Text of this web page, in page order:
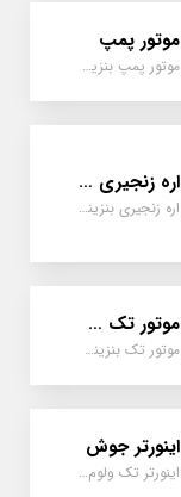
موتور پمپ
موتور پمپ بنزینی، دیزلی، نفتی ، یک اینچ به بالا
اره زنجیری / علفتراش
اره زنجیری بنزینی ، علفتراش دو زمانه و چهار زمانه ، دوشی و پشتی
موتور تک سیلندر
موتور تک بنزینی ، دیزلی، کارتینگی ، تیلری
اینورتر جوش
اینورتر تک ولوم و دو ولوم امپر بالا